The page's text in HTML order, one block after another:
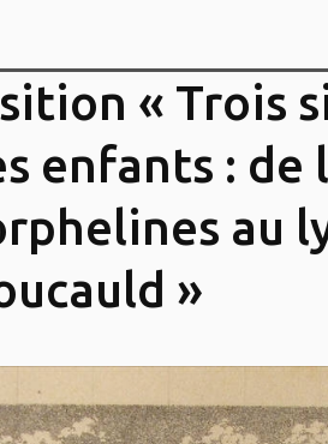
« Trois
enfants : de
au
»